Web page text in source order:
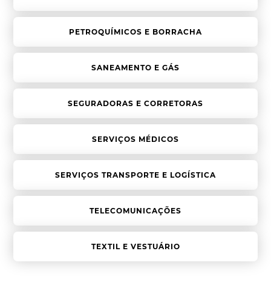
PETROQUÍMICOS E BORRACHA
SANEAMENTO E GÁS
SEGURADORAS E CORRETORAS
SERVIÇOS MÉDICOS
SERVIÇOS TRANSPORTE E LOGÍSTICA
TELECOMUNICAÇÕES
TEXTIL E VESTUÁRIO